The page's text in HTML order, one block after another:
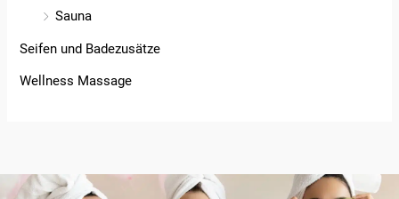
Sauna
Seifen und Badezusätze
Wellness Massage